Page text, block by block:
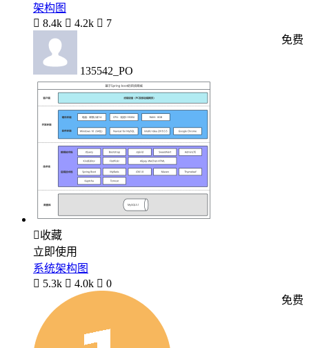
架构图
 8.4k  4.2k  7
135542_PO
免费
收藏
立即使用
系统架构图
 5.3k  4.0k  0
免费